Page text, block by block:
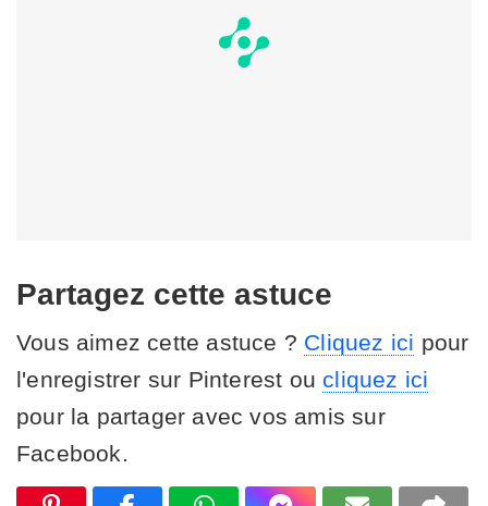
Partagez cette astuce
Vous aimez cette astuce ? Cliquez ici pour
l'enregistrer sur Pinterest ou cliquez ici
pour la partager avec vos amis sur
Facebook.